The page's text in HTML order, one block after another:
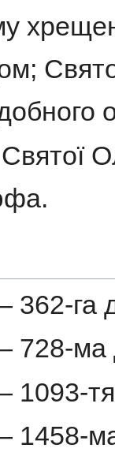
362-га
728-ма
1093-тя
1458-ма